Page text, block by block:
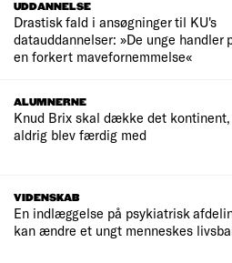
UDDANNELSE
Drastisk fald i ansøgninger til KU's
datauddannelser: »De unge handler
en forkert mavefornemmelse«
ALUMNERNE
Knud Brix skal dække det kontinent,
aldrig blev færdig med
VIDENSKAB
En indlæggelse på psykiatrisk
kan ændre et ungt menneskes